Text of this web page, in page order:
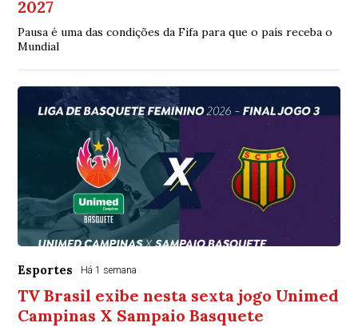
2027
Pausa é uma das condições da Fifa para que o país receba o
Mundial
Esportes Há 1 semana
TV Brasil exibe nesta sexta jogo Unimed
Campinas X Sampaio Basquete